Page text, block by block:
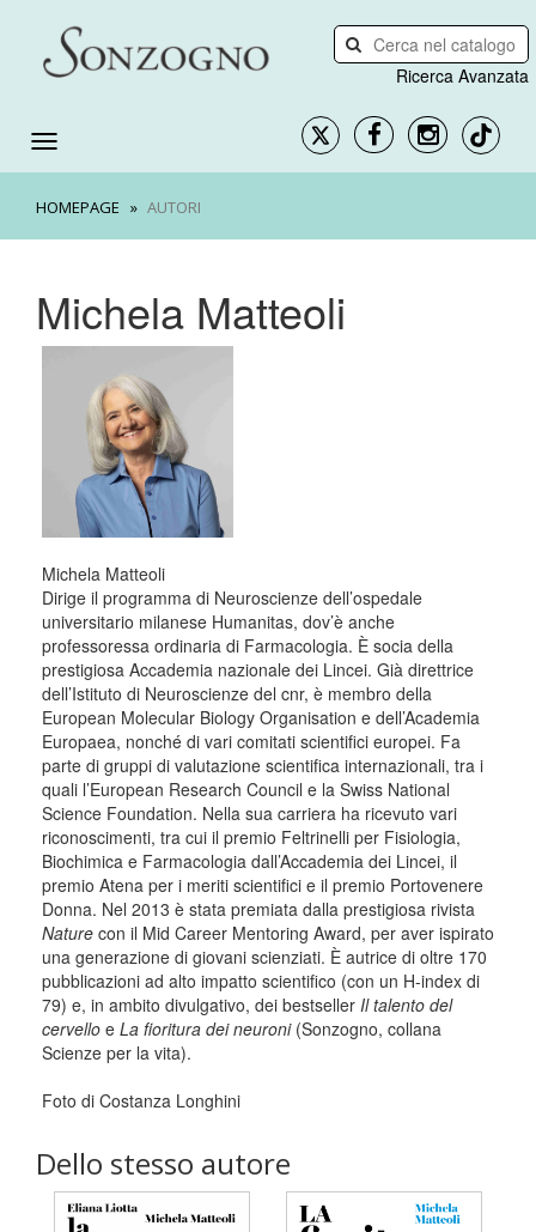
Ricerca Avanzata
HOMEPAGE AUTORI
Michela Matteoli
Michela Matteoli
Dirige il programma di Neuroscienze dell’ospedale
universitario milanese Humanitas, dov’è anche
professoressa ordinaria di Farmacologia. È socia della
prestigiosa Accademia nazionale dei Lincei. Già direttrice
dell’Istituto di Neuroscienze del cnr, è membro della
European Molecular Biology Organisation e dell’Academia
Europaea, nonché di vari comitati scientifici europei. Fa
parte di gruppi di valutazione scientifica internazionali, tra i
quali l’European Research Council e la Swiss National
Science Foundation. Nella sua carriera ha ricevuto vari
riconoscimenti, tra cui il premio Feltrinelli per Fisiologia,
Biochimica e Farmacologia dall’Accademia dei Lincei, il
premio Atena per i meriti scientifici e il premio Portovenere
Donna. Nel 2013 è stata premiata dalla prestigiosa rivista
Nature con il Mid Career Mentoring Award, per aver ispirato
una generazione di giovani scienziati. È autrice di oltre 170
pubblicazioni ad alto impatto scientifico (con un H-index di
79) e, in ambito divulgativo, dei bestseller Il talento del
cervello e La fioritura dei neuroni(Sonzogno, collana
Scienze per la vita).
Foto di Costanza Longhini
Dello stesso autore